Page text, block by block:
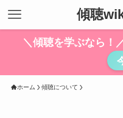
傾聴
＼傾聴を学ぶなら！
ホーム 傾聴について